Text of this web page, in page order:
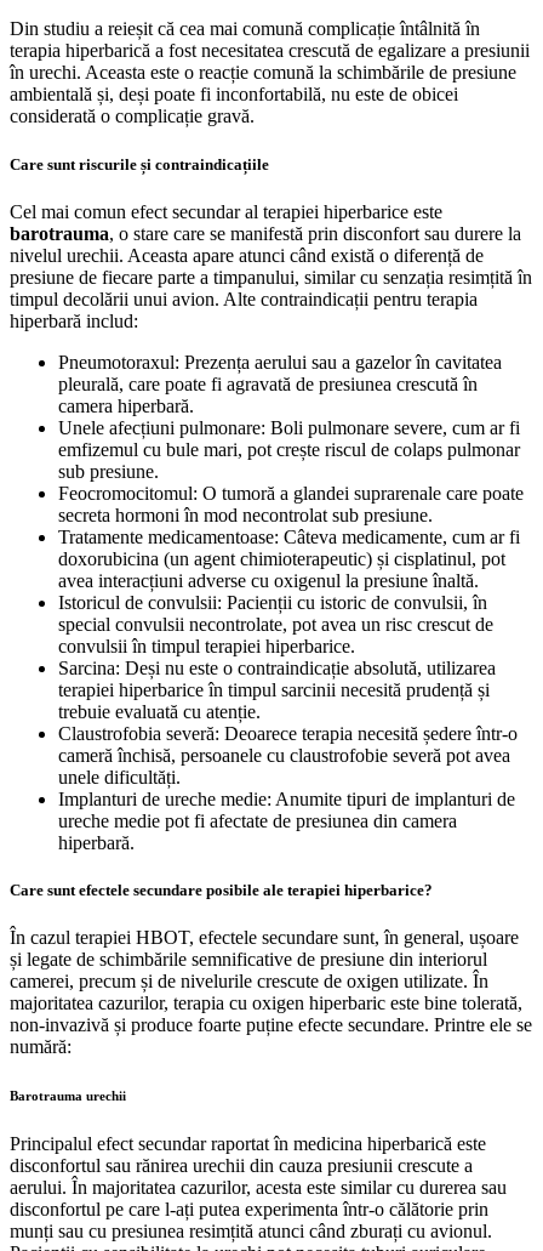
Din studiu a reieșit că cea mai comună complicație întâlnită în
terapia hiperbarică a fost necesitatea crescută de egalizare a presiunii
în urechi. Aceasta este o reacție comună la schimbările de presiune
ambientală și, deși poate fi inconfortabilă, nu este de obicei
considerată o complicație gravă.
Care sunt riscurile și contraindicațiile
Cel mai comun efect secundar al terapiei hiperbarice este
barotrauma, o stare care se manifestă prin disconfort sau durere la
nivelul urechii. Aceasta apare atunci când există o diferență de
presiune de fiecare parte a timpanului, similar cu senzația resimțită în
timpul decolării unui avion. Alte contraindicații pentru terapia
hiperbară includ:
Pneumotoraxul: Prezența aerului sau a gazelor în cavitatea
pleurală, care poate fi agravată de presiunea crescută în
camera hiperbară.
Unele afecțiuni pulmonare: Boli pulmonare severe, cum ar fi
emfizemul cu bule mari, pot crește riscul de colaps pulmonar
sub presiune.
Feocromocitomul: O tumoră a glandei suprarenale care poate
secreta hormoni în mod necontrolat sub presiune.
Tratamente medicamentoase: Câteva medicamente, cum ar fi
doxorubicina (un agent chimioterapeutic) și cisplatinul, pot
avea interacțiuni adverse cu oxigenul la presiune înaltă.
Istoricul de convulsii: Pacienții cu istoric de convulsii, în
special convulsii necontrolate, pot avea un risc crescut de
convulsii în timpul terapiei hiperbarice.
Sarcina: Deși nu este o contraindicație absolută, utilizarea
terapiei hiperbarice în timpul sarcinii necesită prudență și
trebuie evaluată cu atenție.
Claustrofobia severă: Deoarece terapia necesită ședere într-o
cameră închisă, persoanele cu claustrofobie severă pot avea
unele dificultăți.
Implanturi de ureche medie: Anumite tipuri de implanturi de
ureche medie pot fi afectate de presiunea din camera
hiperbară.
Care sunt efectele secundare posibile ale terapiei hiperbarice?
În cazul terapiei HBOT, efectele secundare sunt, în general, ușoare
și legate de schimbările semnificative de presiune din interiorul
camerei, precum și de nivelurile crescute de oxigen utilizate. În
majoritatea cazurilor, terapia cu oxigen hiperbaric este bine tolerată,
non-invazivă și produce foarte puține efecte secundare. Printre ele se
numără:
Barotrauma urechii
Principalul efect secundar raportat în medicina hiperbarică este
disconfortul sau rănirea urechii din cauza presiunii crescute a
aerului. În majoritatea cazurilor, acesta este similar cu durerea sau
disconfortul pe care l-ați putea experimenta într-o călătorie prin
munți sau cu presiunea resimțită atunci când zburați cu avionul.